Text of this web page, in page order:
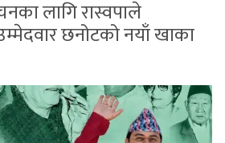
लागि रास्वपाले
छनोटको नयाँ खाका